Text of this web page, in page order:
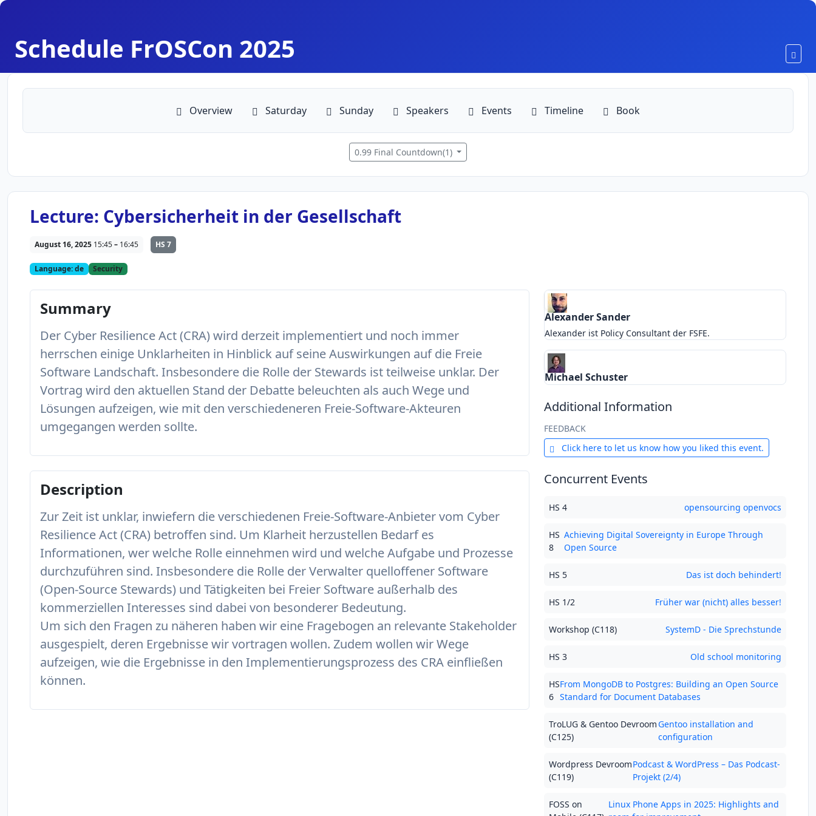
Schedule FrOSCon 2025
Overview Saturday Sunday Speakers Events Timeline Book
0.99 Final Countdown(1)
Lecture: Cybersicherheit in der Gesellschaft
August 16, 2025 15:45– 16:45 HS 7
Language:de Security
Summary
Der Cyber Resilience Act (CRA) wird derzeit implementiert und noch immer
herrschen einige Unklarheiten in Hinblick auf seine Auswirkungen auf die Freie
Software Landschaft. Insbesondere die Rolle der Stewards ist teilweise unklar. Der
Vortrag wird den aktuellen Stand der Debatte beleuchten als auch Wege und
Lösungen aufzeigen, wie mit den verschiedeneren Freie-Software-Akteuren
umgegangen werden sollte.
Description
Zur Zeit ist unklar, inwiefern die verschiedenen Freie-Software-Anbieter vom Cyber
Resilience Act (CRA) betroffen sind. Um Klarheit herzustellen Bedarf es
Informationen, wer welche Rolle einnehmen wird und welche Aufgabe und Prozesse
durchzuführen sind. Insbesondere die Rolle der Verwalter quelloffener Software
(Open-Source Stewards) und Tätigkeiten bei Freier Software außerhalb des
kommerziellen Interesses sind dabei von besonderer Bedeutung.
Um sich den Fragen zu näheren haben wir eine Fragebogen an relevante Stakeholder
ausgespielt, deren Ergebnisse wir vortragen wollen. Zudem wollen wir Wege
aufzeigen, wie die Ergebnisse in den Implementierungsprozess des CRA einfließen
können.
Alexander Sander
Alexander ist Policy Consultant der FSFE.
Michael Schuster
Additional Information
FEEDBACK
Click here to let us know how you liked this event.
Concurrent Events
HS 4 opensourcing openvocs
HS
8
Achieving Digital Sovereignty in Europe Through
Open Source
HS 5 Das ist doch behindert!
HS 1/2 Früher war (nicht) alles besser!
Workshop (C118) SystemD - Die Sprechstunde
HS 3 Old school monitoring
HS
6
From MongoDB to Postgres: Building an Open Source
Standard for Document Databases
TroLUG & Gentoo Devroom
(C125)
Gentoo installation and
configuration
Wordpress Devroom
(C119)
Podcast & WordPress – Das Podcast-
Projekt (2/4)
FOSS on
Linux Phone Apps in 2025: Highlights and